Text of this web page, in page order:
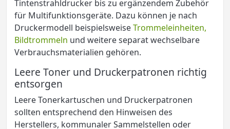
Tintenstrahldrucker bis zu ergänzendem Zubehör
für Multifunktionsgeräte. Dazu können je nach
Druckermodell beispielsweiseTrommeleinheiten,
Bildtrommeln und weitere separat wechselbare
Verbrauchsmaterialien gehören.
Leere Toner und Druckerpatronen richtig
entsorgen
Leere Tonerkartuschen und Druckerpatronen
sollten entsprechend den Hinweisen des
Herstellers, kommunaler Sammelstellen oder